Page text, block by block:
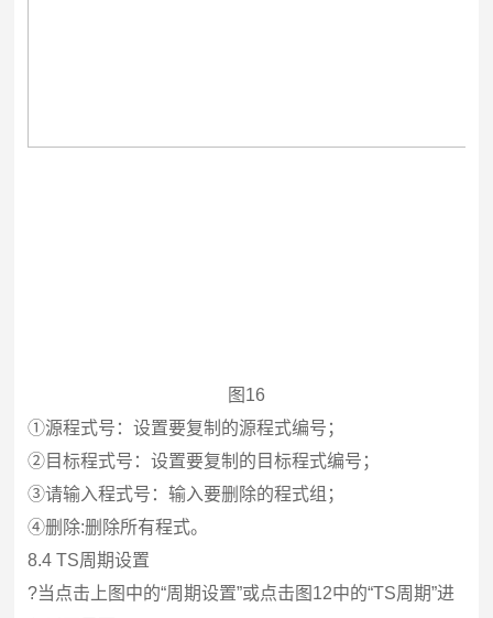
图16
①源程式号：设置要复制的源程式编号；
②目标程式号：设置要复制的目标程式编号；
③请输入程式号：输入要删除的程式组；
④删除:删除所有程式。
8.4 TS周期设置
?当点击上图中的“周期设置”或点击图12中的“TS周期”进